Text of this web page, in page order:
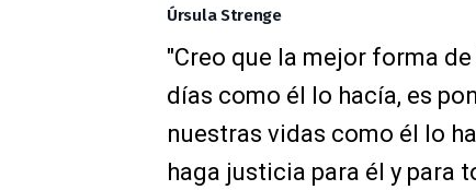
Úrsula Strenge
"Creo que la mejor forma
días como él lo hacía, es
nuestras vidas como él lo
haga justicia para él y para